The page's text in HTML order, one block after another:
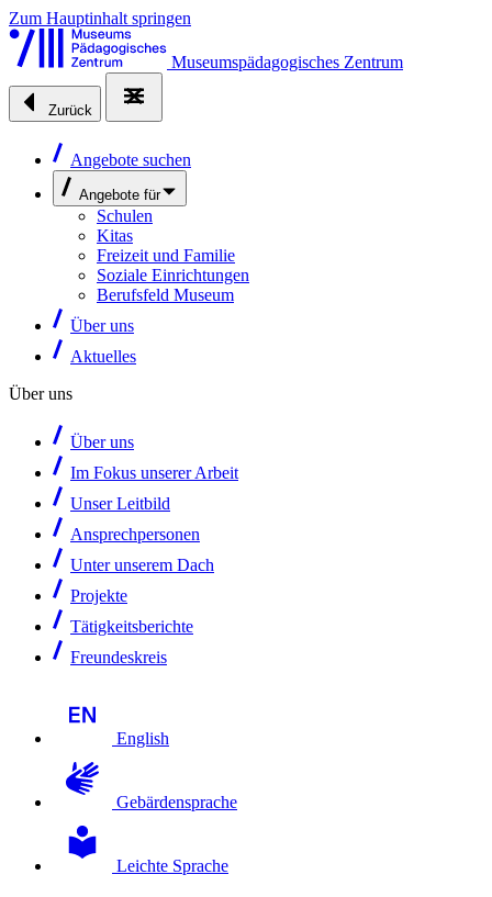
Zum Hauptinhalt springen
Museumspädagogisches Zentrum
Zurück
Angebote suchen
Angebote für
Schulen
Kitas
Freizeit und Familie
Soziale Einrichtungen
Berufsfeld Museum
Über uns
Aktuelles
Über uns
Über uns
Im Fokus unserer Arbeit
Unser Leitbild
Ansprechpersonen
Unter unserem Dach
Projekte
Tätigkeitsberichte
Freundeskreis
English
Gebärdensprache
Leichte Sprache